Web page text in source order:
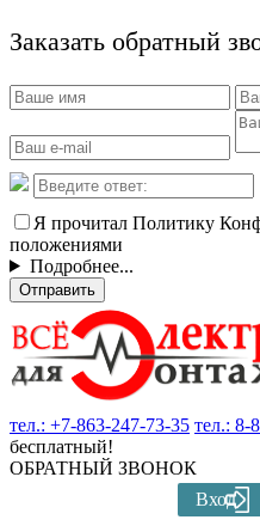
Заказать обратный
Я прочитал Политику
положениями
Подробнее...
Отправить
тел.: +7-863-247-73-35 тел.: 8-
бесплатный!
ОБРАТНЫЙ ЗВОНОК
Вход